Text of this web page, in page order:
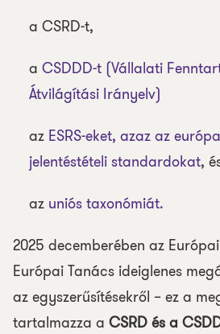
a CSRD-t,
a CSDDD-t (Vállalati
Átvilágítási Irányelv)
az ESRS-eket, azaz az
jelentéstételi standardokat,
az uniós taxonómiát.
2025 decemberében az
Európai Tanács ideiglenes
az egyszerűsítésekről – ez a
tartalmazza a CSRD és a